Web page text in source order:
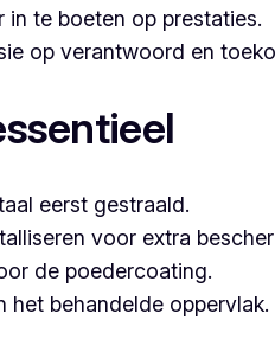
te boeten op prestaties.
op verantwoord en
eerst gestraald.
voor extra
de poedercoating.
het behandelde oppervlak.